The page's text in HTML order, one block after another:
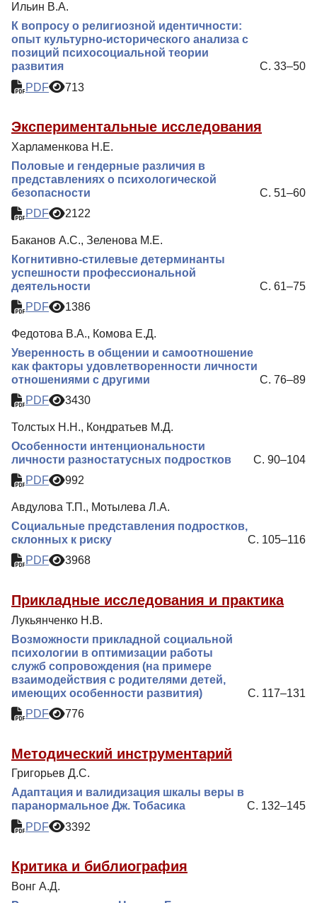
Ильин В.А.
К вопросу о религиозной идентичности:
опыт культурно-исторического анализа с
позиций психосоциальной теории
развития
С. 33–50
PDF
713
Экспериментальные исследования
Харламенкова Н.Е.
Половые и гендерные различия в
представлениях о психологической
безопасности
С. 51–60
PDF
2122
Баканов А.С., Зеленова М.Е.
Когнитивно-стилевые детерминанты
успешности профессиональной
деятельности
С. 61–75
PDF
1386
Федотова В.А., Комова Е.Д.
Уверенность в общении и самоотношение
как факторы удовлетворенности личности
отношениями с другими
С. 76–89
PDF
3430
Толстых Н.Н., Кондратьев М.Д.
Особенности интенциональности
личности разностатусных подростков
С. 90–104
PDF
992
Авдулова Т.П., Мотылева Л.А.
Социальные представления подростков,
склонных к риску
С. 105–116
PDF
3968
Прикладные исследования и практика
Лукьянченко Н.В.
Возможности прикладной социальной
психологии в оптимизации работы
служб сопровождения (на примере
взаимодействия с родителями детей,
имеющих особенности развития)
С. 117–131
PDF
776
Методический инструментарий
Григорьев Д.С.
Адаптация и валидизация шкалы веры в
паранормальное Дж. Тобасика
С. 132–145
PDF
3392
Критика и библиография
Вонг А.Д.